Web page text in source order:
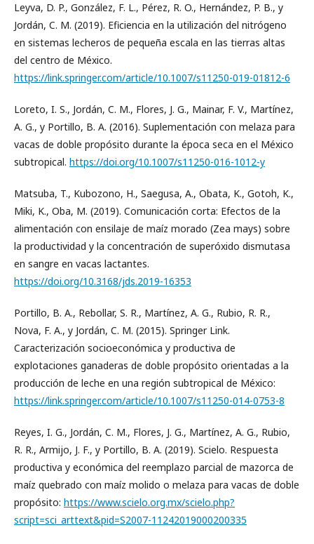
Leyva, D. P., González, F. L., Pérez, R. O., Hernández, P. B., y
Jordán, C. M. (2019). Eficiencia en la utilización del nitrógeno
en sistemas lecheros de pequeña escala en las tierras altas
del centro de México.
https://link.springer.com/article/10.1007/s11250-019-01812-6
Loreto, I. S., Jordán, C. M., Flores, J. G., Mainar, F. V., Martínez,
A. G., y Portillo, B. A. (2016). Suplementación con melaza para
vacas de doble propósito durante la época seca en el México
subtropical. https://doi.org/10.1007/s11250-016-1012-y
Matsuba, T., Kubozono, H., Saegusa, A., Obata, K., Gotoh, K.,
Miki, K., Oba, M. (2019). Comunicación corta: Efectos de la
alimentación con ensilaje de maíz morado (Zea mays) sobre
la productividad y la concentración de superóxido dismutasa
en sangre en vacas lactantes.
https://doi.org/10.3168/jds.2019-16353
Portillo, B. A., Rebollar, S. R., Martínez, A. G., Rubio, R. R.,
Nova, F. A., y Jordán, C. M. (2015). Springer Link.
Caracterización socioeconómica y productiva de
explotaciones ganaderas de doble propósito orientadas a la
producción de leche en una región subtropical de México:
https://link.springer.com/article/10.1007/s11250-014-0753-8
Reyes, I. G., Jordán, C. M., Flores, J. G., Martínez, A. G., Rubio,
R. R., Armijo, J. F., y Portillo, B. A. (2019). Scielo. Respuesta
productiva y económica del reemplazo parcial de mazorca de
maíz quebrado con maíz molido o melaza para vacas de doble
propósito: https://www.scielo.org.mx/scielo.php?
script=sci_arttext&pid=S2007-11242019000200335